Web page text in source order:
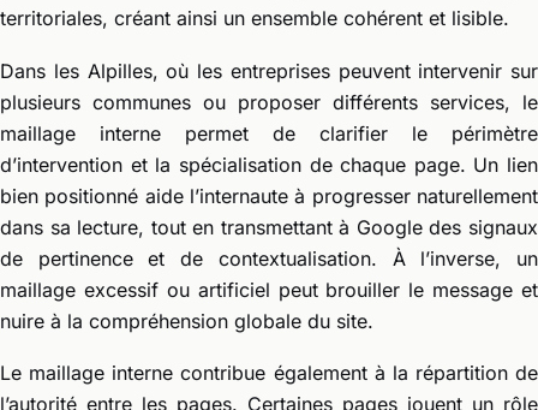
territoriales, créant ainsi un ensemble cohérent et lisible.
Dans les Alpilles, où les entreprises peuvent intervenir sur
plusieurs communes ou proposer différents services, le
maillage interne permet de clarifier le périmètre
d’intervention et la spécialisation de chaque page. Un lien
bien positionné aide l’internaute à progresser naturellement
dans sa lecture, tout en transmettant à Google des signaux
de pertinence et de contextualisation. À l’inverse, un
maillage excessif ou artificiel peut brouiller le message et
nuire à la compréhension globale du site.
Le maillage interne contribue également à la répartition de
l’autorité entre les pages. Certaines pages jouent un rôle